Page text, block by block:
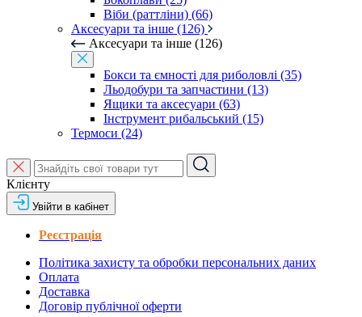
Віби (раттліни) (66)
Аксесуари та інше (126)
Аксесуари та інше (126)
Бокси та ємності для риболовлі (35)
Льодобури та запчастини (13)
Ящики та аксесуари (63)
Інструмент рибальський (15)
Термоси (24)
Клієнту
Увійти в кабінет
Реєстрація
Політика захисту та обробки персональних даних
Оплата
Доставка
Договір публічної оферти